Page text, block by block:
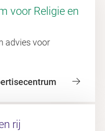
voor Religie en
advies voor
rij